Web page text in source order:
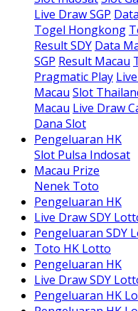
Live Draw SGP
Togel Hongkong
Result SDY Data
SGP Result Macau
Pragmatic Play
Macau Slot
Macau Live Draw
Dana Slot
Pengeluaran HK
Slot Pulsa Indosat
Macau Prize
Nenek Toto
Pengeluaran HK
Live Draw SDY
Pengeluaran SDY
Toto HK Lotto
Pengeluaran HK
Live Draw SDY
Pengeluaran HK